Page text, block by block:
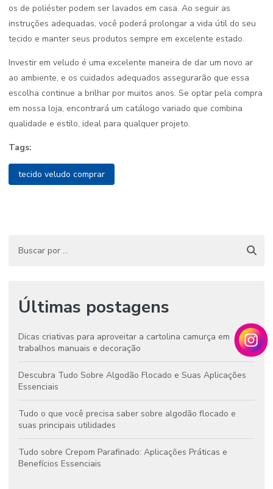
os de poliéster podem ser lavados em casa. Ao seguir as
instruções adequadas, você poderá prolongar a vida útil do seu
tecido e manter seus produtos sempre em excelente estado.
Investir em veludo é uma excelente maneira de dar um novo ar
ao ambiente, e os cuidados adequados assegurarão que essa
escolha continue a brilhar por muitos anos. Se optar pela compra
em nossa loja, encontrará um catálogo variado que combina
qualidade e estilo, ideal para qualquer projeto.
Tags:
tecido veludo comprar
Últimas postagens
Dicas criativas para aproveitar a cartolina camurça em
trabalhos manuais e decoração
Descubra Tudo Sobre Algodão Flocado e Suas Aplicações
Essenciais
Tudo o que você precisa saber sobre algodão flocado e
suas principais utilidades
Tudo sobre Crepom Parafinado: Aplicações Práticas e
Benefícios Essenciais